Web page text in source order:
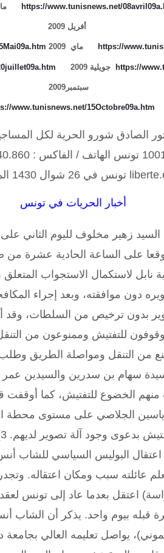
https://www.tunisnews.net/
أفريل 2009
ماي 2009 https://
جويلية 2009 https://
سبتمبر2009
www.tunisnews.net/15Octobre09a.htm
الصادق شورو الحرية لكل
أخبار الحريات في تونس
لاستكمال الاستجواب المتعلق
دون موافقته، وبعد إجراء
بدون ترخيص من السلطات، وقد
أكتوبر 2009 إلى المنع من التنقل ومواصلة
سهام بن سدرين والسيدين عمر
الخضوع للتفتيش، كما أوقفت
الجلاصي على مستوى محطة
بدعوى وجود آلة تصوير لديهم.
البوليس السياسي للشاب
عائلته سبب ومكان اعتقاله.
اعتقل بعدما عاد إلى تونس
قبله بيوم واحد. يذكر أن الشاب
يواصل تعليمه العالي